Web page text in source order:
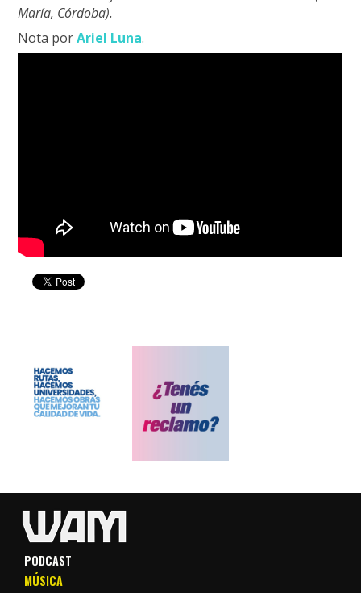
María, Córdoba).
Nota porAriel Luna.
PODCAST
MÚSICA